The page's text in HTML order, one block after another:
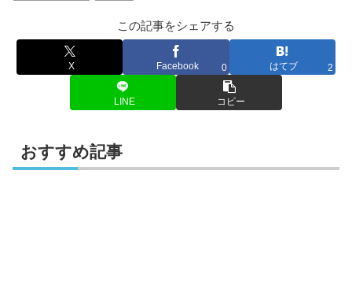
この記事をシェアする
X Facebook 0 はてブ 2
LINE コピー
おすすめ記事